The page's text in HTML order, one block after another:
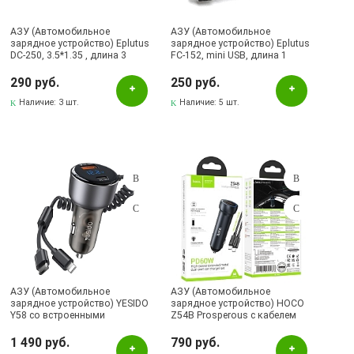
АЗУ (Автомобильное
зарядное устройство) Eplutus
DC-250, 3.5*1.35 , длина 3
290 руб.
Наличие: 3 шт.
АЗУ (Автомобильное
зарядное устройство) Eplutus
FC-152, mini USB, длина 1
250 руб.
Наличие:5 шт.
АЗУ (Автомобильное
зарядное устройство) YESIDO
Y58 со встроенными
Lightning 8 pin, 60W, 1 USB A, 1
USB Type C, PD30W, QC3.0
1 490 руб.
АЗУ (Автомобильное
зарядное устройство) HOCO
Z54B Prosperous с кабелем
UBS Type C, PD60W, длина 1
метр, цвет темно серебристый
790 руб.